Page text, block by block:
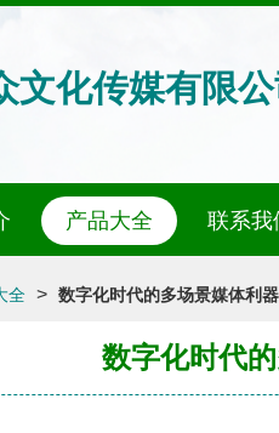
文化传媒有限公
产品大全 联系我
全 > 数字化时代的多场景媒体利
数字化时代